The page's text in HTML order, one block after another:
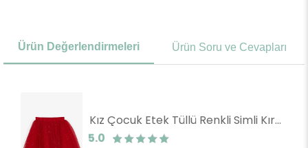
Ürün Değerlendirmeleri Ürün Soru ve Cevapları
Kız Çocuk Etek Tüllü Renkli Simli Kırmızı (10 Yaş)
5.0